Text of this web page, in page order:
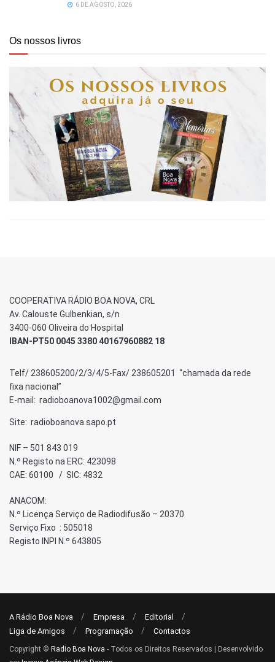
6 DE AGOSTO, 2026
Os nossos livros
COOPERATIVA RÁDIO BOA NOVA, CRL
Av. Calouste Gulbenkian, s/n
3400-060 Oliveira do Hospital
IBAN-PT50 0045 3380 40167960882 18
Telf/ 238605200/2/3/4/5-Fax/ 238605201 “chamada da rede
fixa nacional”
E-mail: radioboanova1002@gmail.com
Site: radioboanova.sapo.pt
NIF – 501 843 019
N.º Registo na ERC: 423098
CAE: 60100 / SIC: 4832
ANACOM:
N.º Licença Serviço de Radiodifusão – 20370
Serviço Fixo : 505018
Registo INPI N.º 643805
A Rádio Boa Nova Empresa
Editorial
Liga de Amigos
Programação Contactos
Copyright © Radio Boa Nova - Todos os Direitos Reservados | Desenvolvido